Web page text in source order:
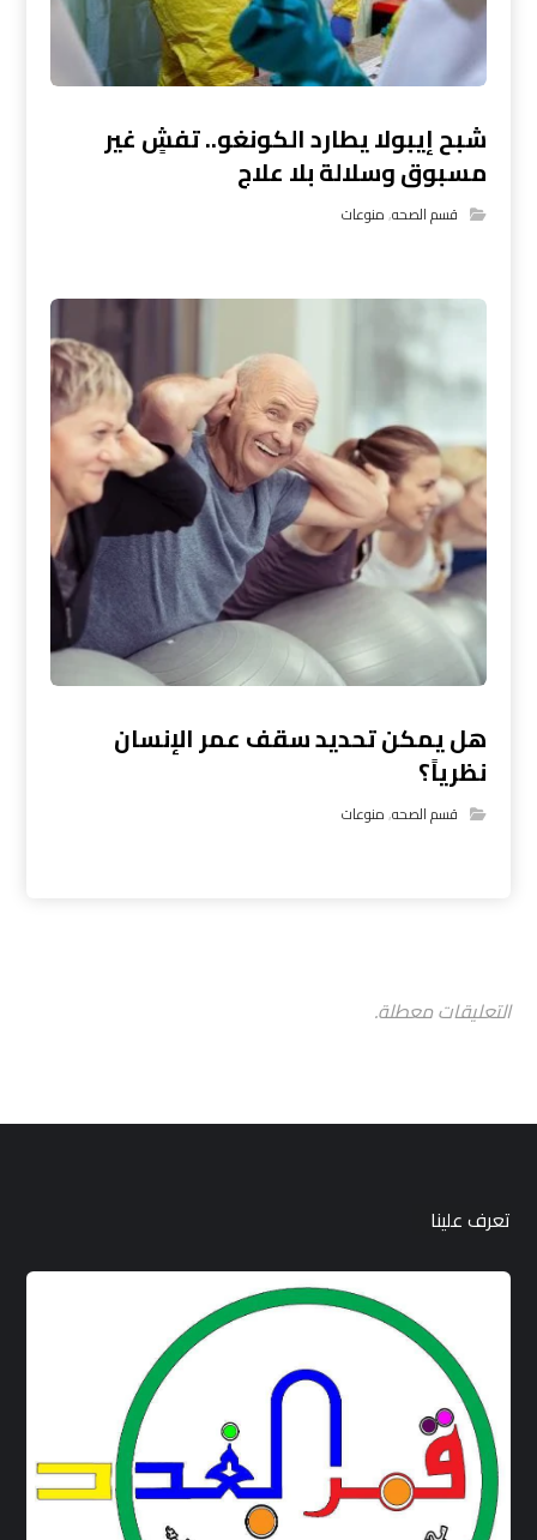
شبح إيبولا يطارد الكونغو.. تفشٍ غير
مسبوق وسلالة بلا علاج
قسم الصحه,منوعات
هل يمكن تحديد سقف عمر الإنسان
نظرياً؟
قسم الصحه,منوعات
التعليقات معطلة.
تعرف علينا